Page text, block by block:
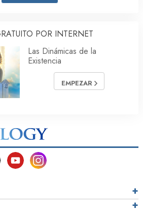
POR INTERNET
Las Dinámicas de la
Existencia
EMPEZAR